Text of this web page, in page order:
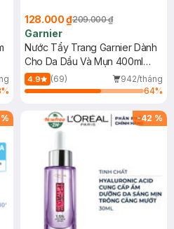
%
128.000 ₫209.000 ₫
Garnier
Nước Tẩy Trang Garnier Dành
Cho Da Dầu Và Mụn 400ml
(Mới)
4.9 (69)
942/tháng
64%
% -42 %